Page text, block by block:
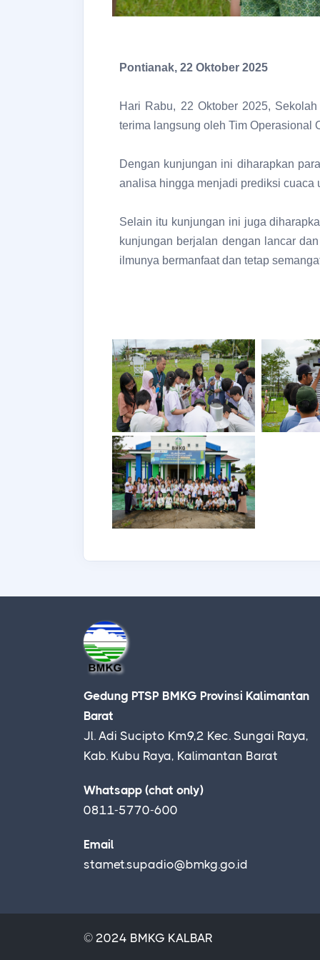
Pontianak, 22 Oktober 2025
Hari Rabu, 22 Oktober 2025,
terima langsung oleh Tim Operasional
Dengan kunjungan ini diharapkan
analisa hingga menjadi prediksi cuaca
Selain itu kunjungan ini juga
kunjungan berjalan dengan lancar
ilmunya bermanfaat dan tetap
Gedung PTSP BMKG Provinsi Kalimantan
Barat
Jl. Adi Sucipto Km.9,2 Kec. Sungai Raya,
Kab. Kubu Raya, Kalimantan Barat
Whatsapp (chat only)
0811-5770-600
Email
stamet.supadio@bmkg.go.id
© 2024 BMKG KALBAR